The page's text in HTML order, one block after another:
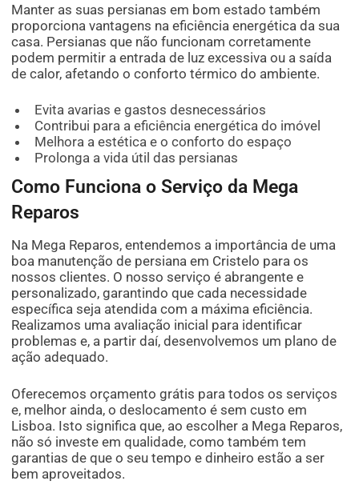
Manter as suas persianas em bom estado também
proporciona vantagens na eficiência energética da sua
casa. Persianas que não funcionam corretamente
podem permitir a entrada de luz excessiva ou a saída
de calor, afetando o conforto térmico do ambiente.
Evita avarias e gastos desnecessários
Contribui para a eficiência energética do imóvel
Melhora a estética e o conforto do espaço
Prolonga a vida útil das persianas
Como Funciona o Serviço da Mega
Reparos
Na Mega Reparos, entendemos a importância de uma
boa manutenção de persiana em Cristelo para os
nossos clientes. O nosso serviço é abrangente e
personalizado, garantindo que cada necessidade
específica seja atendida com a máxima eficiência.
Realizamos uma avaliação inicial para identificar
problemas e, a partir daí, desenvolvemos um plano de
ação adequado.
Oferecemos orçamento grátis para todos os serviços
e, melhor ainda, o deslocamento é sem custo em
Lisboa. Isto significa que, ao escolher a Mega Reparos,
não só investe em qualidade, como também tem
garantias de que o seu tempo e dinheiro estão a ser
bem aproveitados.